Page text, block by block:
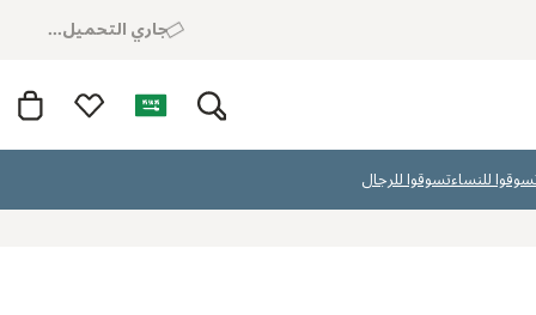
جاري التحميل...
للنساءتسوقوا للرجال